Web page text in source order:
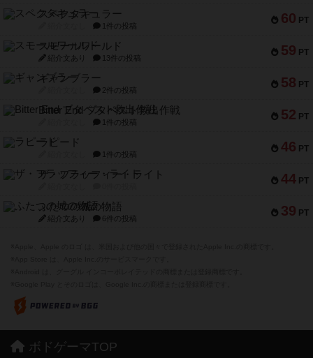
60 PT
スペクタキュラー
1件の投稿
59 PT
スモールワールド
紹介文あり 13件の投稿
58 PT
ギャンブラー
2件の投稿
52 PT
Bitter End ブタペスト救出作戦
1件の投稿
46 PT
ラピード
1件の投稿
44 PT
ザ・フラッフィー・ライト
39 PT
ふたつの城の物語
紹介文あり 6件の投稿
ボドゲーマTOP